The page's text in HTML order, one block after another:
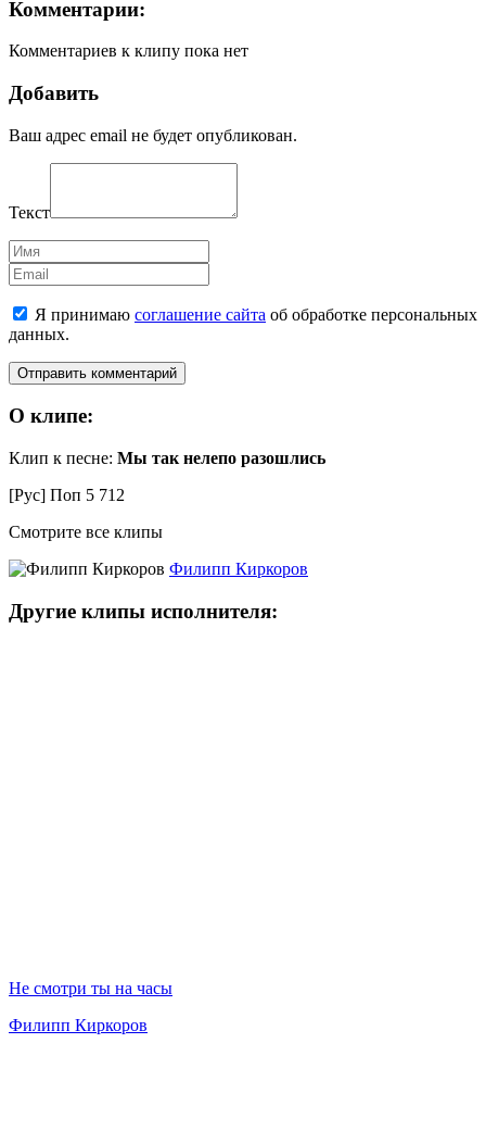
Комментарии:
Комментариев к клипу пока нет
Добавить
Ваш адрес email не будет опубликован.
Текст
Имя
Email
Я принимаю соглашение сайта об обработке персональных
данных.
О клипе:
Клип к песне: Мы так нелепо разошлись
[Рус] Поп 5 712
Смотрите все клипы
Филипп Киркоров
Другие клипы исполнителя:
Не смотри ты на часы
Филипп Киркоров